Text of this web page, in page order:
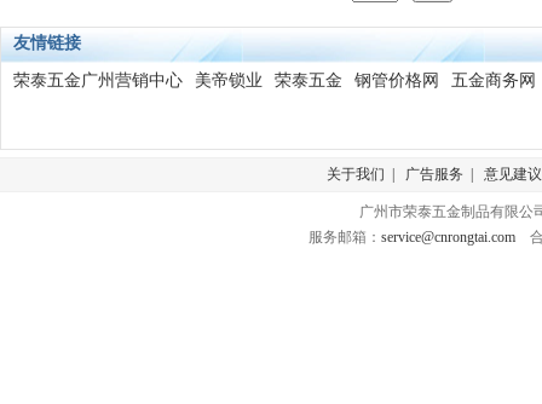
友情链接
荣泰五金广州营销中心 美帝锁业 荣泰五金 钢管价格网 五金商务网
关于我们 广告服务 意见建议
广州市荣泰五金制品有限
服务邮箱： service@cnrongtai.com 合